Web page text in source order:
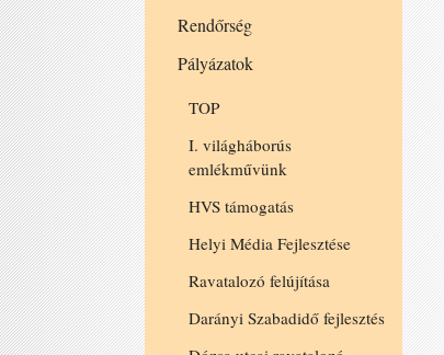
Rendőrség
Pályázatok
TOP
I. világháborús
emlékművünk
HVS támogatás
Helyi Média Fejlesztése
Ravatalozó felújítása
Darányi Szabadidő fejlesztés